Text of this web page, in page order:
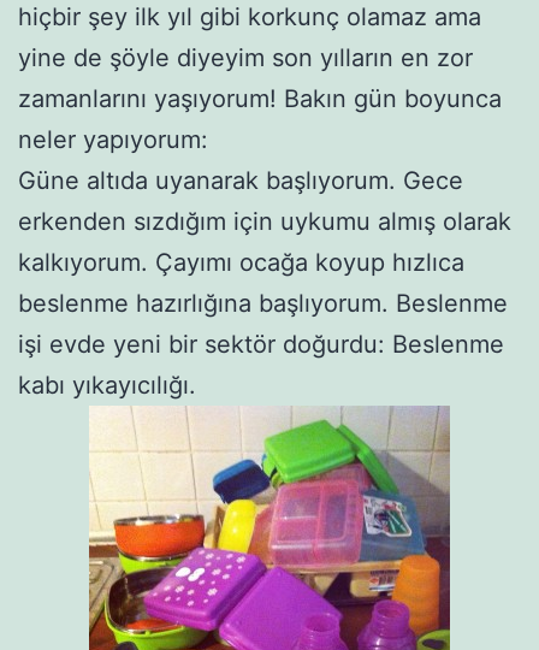
hiçbir şey ilk yıl gibi korkunç olamaz ama
yine de şöyle diyeyim son yılların en zor
zamanlarını yaşıyorum! Bakın gün boyunca
neler yapıyorum:
Güne altıda uyanarak başlıyorum. Gece
erkenden sızdığım için uykumu almış olarak
kalkıyorum. Çayımı ocağa koyup hızlıca
beslenme hazırlığına başlıyorum. Beslenme
işi evde yeni bir sektör doğurdu: Beslenme
kabı yıkayıcılığı.